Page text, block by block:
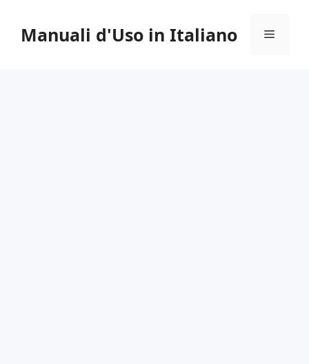
contenuto
Manuali d'Uso in Italiano Menu